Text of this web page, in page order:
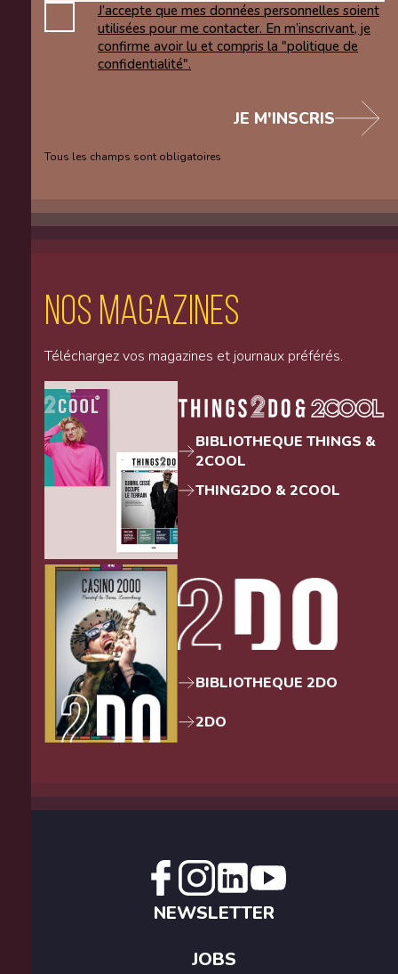
J’accepte que mes données personnelles soient
utilisées pour me contacter. En m’inscrivant, je
confirme avoir lu et compris la "politique de
confidentialité".
Tous les champs sont obligatoires
JE M'INSCRIS
Nos magazines
Téléchargez vos magazines et journaux préférés.
BIBLIOTHEQUE THINGS &
2COOL
THING2DO & 2COOL
BIBLIOTHEQUE 2DO
2DO
NEWSLETTER
JOBS